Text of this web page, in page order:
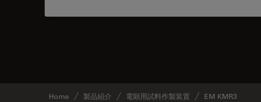
Home 製品紹介 電顕用試料作製装置 EM KMR3